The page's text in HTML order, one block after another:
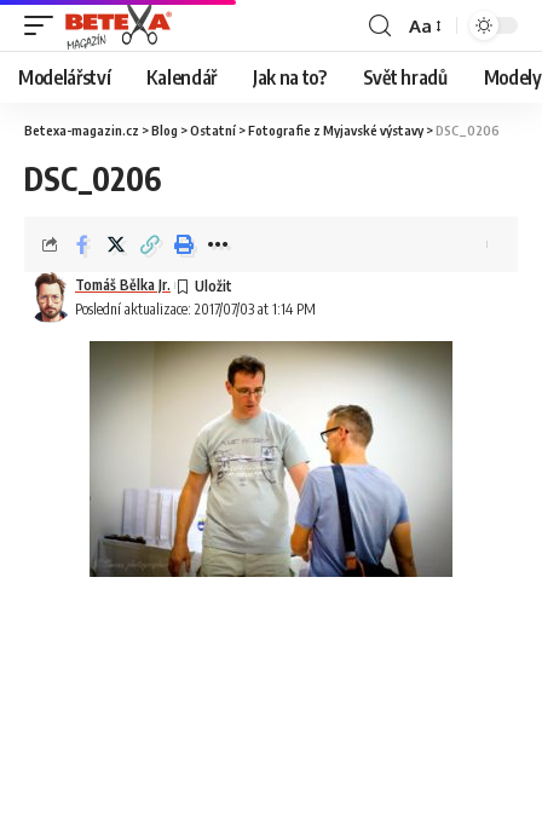
Aa
Modelářství Kalendář Jak na to? Svět hradů
Betexa-magazin.cz >Blog >Ostatní >Fotografie z Myjavské výstavy>DSC_0206
DSC_0206
Poslední aktualizace: 2017/07/03 at 1:14 PM
Tomáš Bělka Jr.